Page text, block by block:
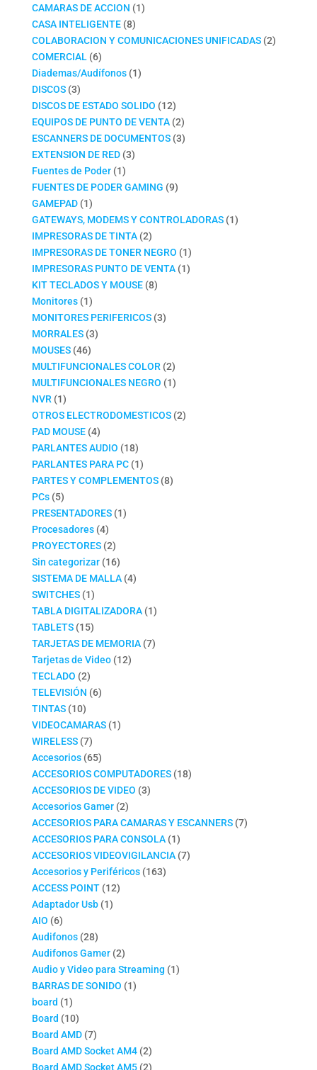
producto
CAMARAS DE ACCION 11
CASA INTELIGENTE 88
productos
COLABORACION Y COMUNICACIONES UNIFICADAS 22
COMERCIAL 66
productos
Diademas/Audífonos 11
DISCOS 33
productos
DISCOS DE ESTADO SOLIDO 1212
productos
EQUIPOS DE PUNTO DE VENTA 22
productos
ESCANNERS DE DOCUMENTOS 33
EXTENSION DE RED 33
Fuentes de Poder 11
producto
FUENTES DE PODER GAMING 99
GAMEPAD 11
producto
GATEWAYS, MODEMS Y CONTROLADORAS 11
IMPRESORAS DE TINTA 22
productos
IMPRESORAS DE TONER NEGRO 11
producto
IMPRESORAS PUNTO DE VENTA 11
KIT TECLADOS Y MOUSE 88
Monitores 11
producto
MONITORES PERIFERICOS 33
MORRALES 33
MOUSES 4646
productos
MULTIFUNCIONALES COLOR 22
productos
MULTIFUNCIONALES NEGRO 11
NVR 11
producto
OTROS ELECTRODOMESTICOS 22
PAD MOUSE 44
productos
PARLANTES AUDIO 1818
productos
PARLANTES PARA PC 11
producto
PARTES Y COMPLEMENTOS 88
PCs 55
productos
PRESENTADORES 11
Procesadores 44
productos
PROYECTORES 22
productos
Sin categorizar 1616
productos
SISTEMA DE MALLA 44
SWITCHES 11
producto
TABLA DIGITALIZADORA 11
TABLETS 1515
productos
TARJETAS DE MEMORIA 77
Tarjetas de Video 1212
TECLADO 22
productos
TELEVISIÓN 66
TINTAS 1010
productos
VIDEOCAMARAS 11
WIRELESS 77
productos
Accesorios 6565
productos
ACCESORIOS COMPUTADORES 1818
ACCESORIOS DE VIDEO 33
Accesorios Gamer 22
productos
ACCESORIOS PARA CAMARAS Y ESCANNERS 77
ACCESORIOS PARA CONSOLA 11
producto
ACCESORIOS VIDEOVIGILANCIA 77
Accesorios y Periféricos 163163
ACCESS POINT 1212
Adaptador Usb 11
AIO 66
productos
Audifonos 2828
productos
Audifonos Gamer 22
productos
Audio y Video para Streaming 11
BARRAS DE SONIDO 11
board 11
producto
Board 1010
productos
Board AMD 77
productos
Board AMD Socket AM4 22
productos
Board AMD Socket AM5 22